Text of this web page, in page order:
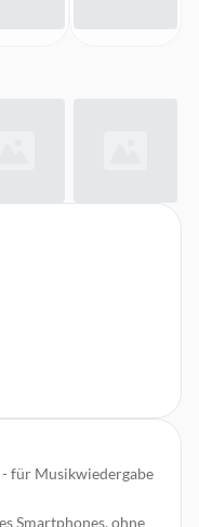
für Musikwiedergabe
Smartphones, ohne